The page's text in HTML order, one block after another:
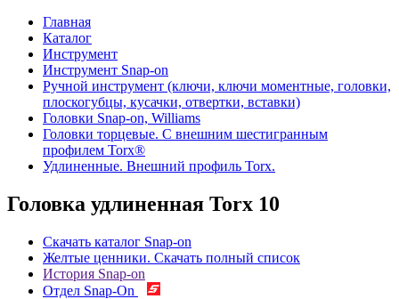
Главная
Каталог
Инструмент
Инструмент Snap-on
Ручной инструмент (ключи, ключи моментные, головки,
плоскогубцы, кусачки, отвертки, вставки)
Головки Snap-on, Williams
Головки торцевые. С внешним шестигранным
профилем Torx®
Удлиненные. Внешний профиль Torx.
Головка удлиненная Torx 10
Скачать каталог Snap-on
Желтые ценники. Скачать полный список
История Snap-on
Отдел Snap-On